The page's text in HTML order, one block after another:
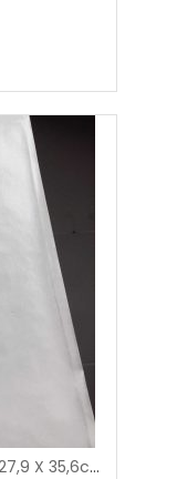
20 Papeles albuminados 11×14″ (27,9 X 35,6cm)